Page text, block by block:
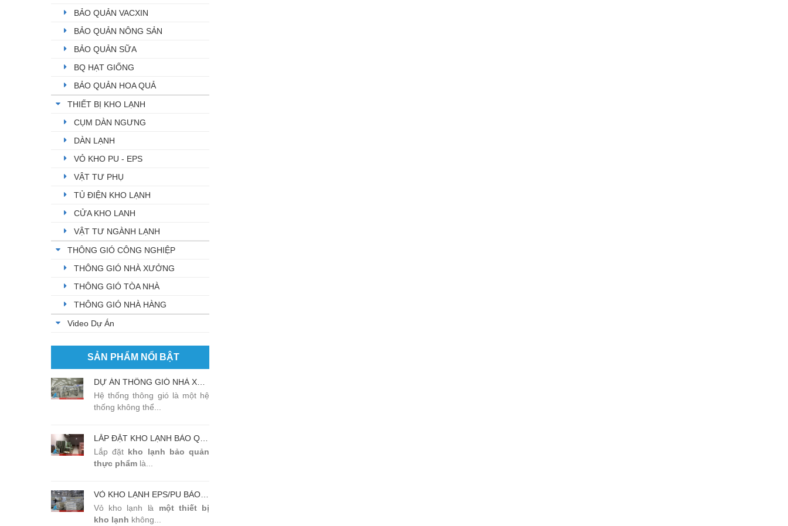
BẢO QUẢN VACXIN
BẢO QUẢN NÔNG SẢN
BẢO QUẢN SỮA
BQ HẠT GIỐNG
BẢO QUẢN HOA QUẢ
THIẾT BỊ KHO LẠNH
CỤM DÀN NGƯNG
DÀN LẠNH
VỎ KHO PU - EPS
VẬT TƯ PHỤ
TỦ ĐIỆN KHO LẠNH
CỬA KHO LANH
VẬT TƯ NGÀNH LẠNH
THÔNG GIÓ CÔNG NGHIỆP
THÔNG GIÓ NHÀ XƯỞNG
THÔNG GIÓ TÒA NHÀ
THÔNG GIÓ NHÀ HÀNG
Video Dự Án
SẢN PHẨM NỔI BẬT
Hệ thống thông gió là một hệ
thống không thể...
Lắp đặt kho lạnh bảo quản
thực phẩm là...
Vỏ kho lạnh là một thiết bị
kho lạnh không...